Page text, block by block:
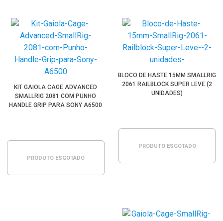
KIT GAIOLA CAGE ADVANCED
SMALLRIG 2081 COM PUNHO
HANDLE GRIP PARA SONY A6500
PRODUTO ESGOTADO
BLOCO DE HASTE 15MM SMALLRIG
2061 RAILBLOCK SUPER LEVE (2
UNIDADES)
PRODUTO ESGOTADO